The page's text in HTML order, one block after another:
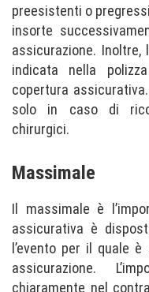
preesistenti o
insorte
assicurazione.
indicata nella
copertura
solo in caso di
chirurgici.
Massimale
Il massimale è
assicurativa è
l’evento per il quale
assicurazione.
chiaramente nel